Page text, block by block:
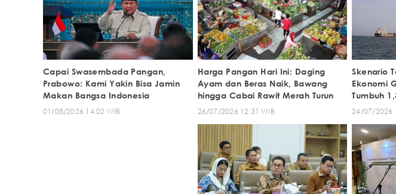
Capai Swasembada Pangan,
Prabowo: Kami Yakin Bisa Jamin
Makan Bangsa Indonesia
01/08/2026 14:02 WIB
Harga Pangan Hari Ini: Daging
Ayam dan Beras Naik, Bawang
hingga Cabai Rawit Merah Turun
26/07/2026 12:31 WIB
Skenario
Ekonomi
Tumbuh
24/07/2026